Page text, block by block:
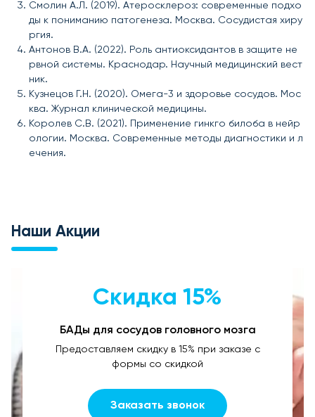
Смолин А.Л. (2019). Атеросклероз: современные подхо
ды к пониманию патогенеза. Москва. Сосудистая хиру
ргия.
Антонов В.А. (2022). Роль антиоксидантов в защите не
рвной системы. Краснодар. Научный медицинский вест
ник.
Кузнецов Г.Н. (2020). Омега-3 и здоровье сосудов. Мос
ква. Журнал клинической медицины.
Королев С.В. (2021). Применение гинкго билоба в нейр
ологии. Москва. Современные методы диагностики и л
ечения.
Наши Акции
Скидка 15%
БАДы для сосудов головного мозга
Предоставляем скидку в 15% при заказе с
формы со скидкой
Заказать звонок